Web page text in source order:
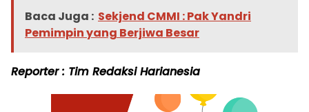
Baca Juga : Sekjend CMMI : Pak Yandri
Pemimpin yang Berjiwa Besar
Reporter : Tim Redaksi Harianesia